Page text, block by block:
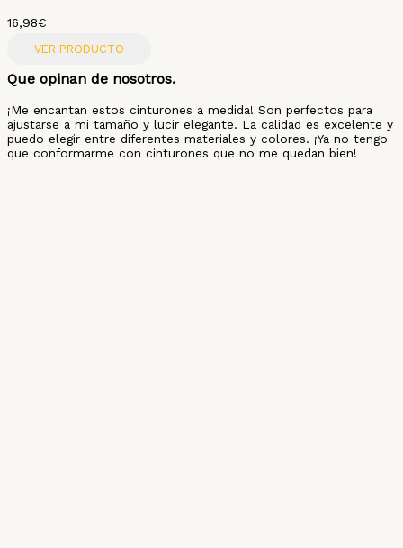
16,98€
VER PRODUCTO
Que opinan de nosotros.
¡Me encantan estos cinturones a medida! Son perfectos para
ajustarse a mi tamaño y lucir elegante. La calidad es excelente y
puedo elegir entre diferentes materiales y colores. ¡Ya no tengo
que conformarme con cinturones que no me quedan bien!